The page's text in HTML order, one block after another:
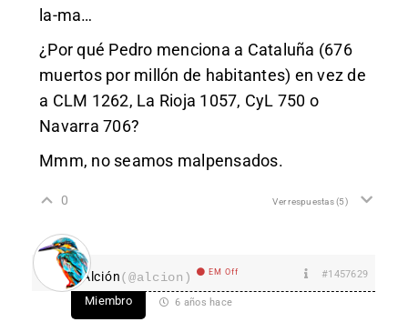
la-ma…
¿Por qué Pedro menciona a Cataluña (676
muertos por millón de habitantes) en vez de
a CLM 1262, La Rioja 1057, CyL 750 o
Navarra 706?
Mmm, no seamos malpensados.
0 Ver respuestas(5)
Alción(@alcion) EM Off #1457629
Miembro 6 años hace